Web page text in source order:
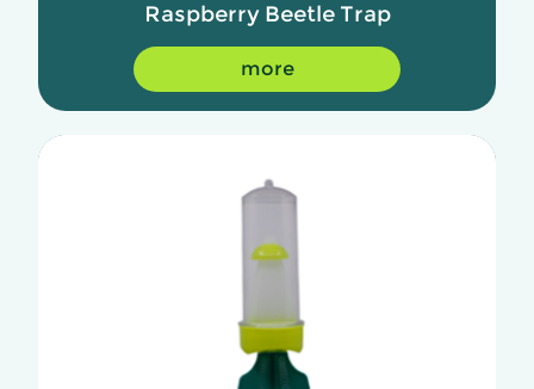
Raspberry Beetle Trap
more